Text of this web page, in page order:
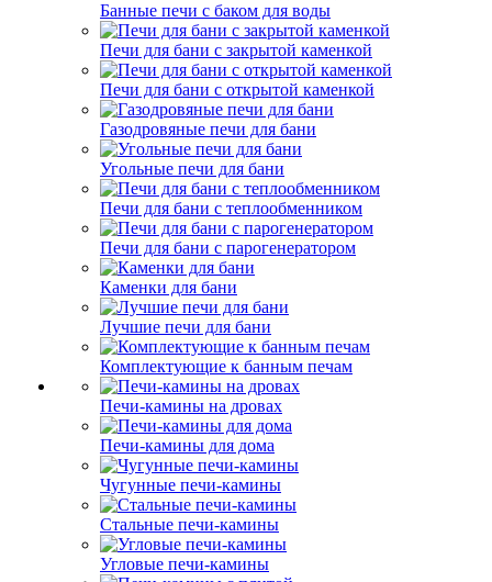
Банные печи с баком для воды
Печи для бани с закрытой каменкой
Печи для бани с открытой каменкой
Газодровяные печи для бани
Угольные печи для бани
Печи для бани с теплообменником
Печи для бани с парогенератором
Каменки для бани
Лучшие печи для бани
Комплектующие к банным печам
Печи-камины на дровах
Печи-камины для дома
Чугунные печи-камины
Стальные печи-камины
Угловые печи-камины